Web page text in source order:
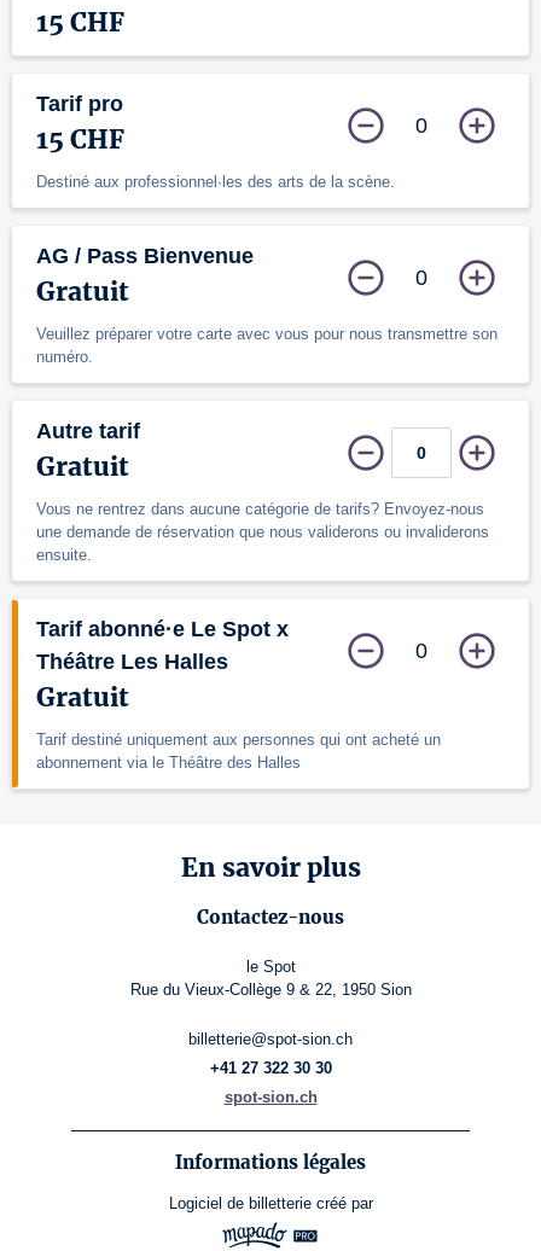
15 CHF
Tarif pro
15 CHF
Destiné aux professionnel·les des arts de la scène.
0
AG / Pass Bienvenue
Gratuit
Veuillez préparer votre carte avec vous pour nous transmettre son
numéro.
0
Autre tarif
Gratuit
Vous ne rentrez dans aucune catégorie de tarifs? Envoyez-nous
une demande de réservation que nous validerons ou invaliderons
ensuite.
Tarif abonné·e Le Spot x
Théâtre Les Halles
Gratuit
Tarif destiné uniquement aux personnes qui ont acheté un
abonnement via le Théâtre des Halles
0
En savoir plus
Contactez-nous
le Spot
Rue du Vieux-Collège 9 & 22, 1950 Sion
billetterie@spot-sion.ch
+41 27 322 30 30
spot-sion.ch
Informations légales
Logiciel de billetterie créé par